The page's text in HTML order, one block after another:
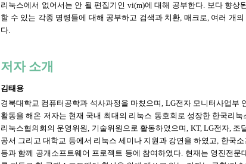
리눅스에서 없어서는 안 될 편집기인 vi(m)에 대해 공부한다. 보다 향상
할 수 있는 각종 명령들에 대해 공부하고 검색과 치환, 매크로, 여러 개
다.
저자 소개
김태용
경북대학교 컴퓨터공학과 석사과정을 마쳤으며, LG전자 모니터사업
활동을 해온 저자는 현재 국내 최대의 리눅스 동호회로 성장한 한국리
리눅스협의회의 운영위원, 기술위원으로 활동하였으며, KT, LG전자,
공서 그리고 대학교 등에서 리눅스 세미나 지원과 강연을 하였고, 한국
등과 함께 공개소프트웨어 프로젝트 등에 참여하였다. 현재는 영진전